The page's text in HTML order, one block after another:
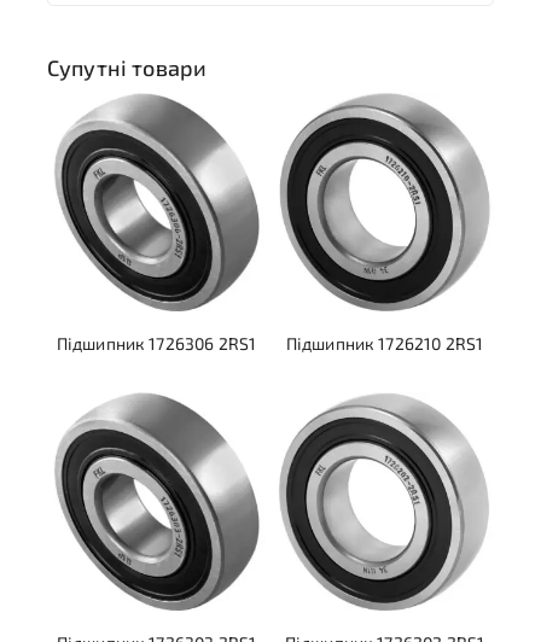
Супутні товари
Підшипник 1726306 2RS1 Підшипник 1726210 2RS1